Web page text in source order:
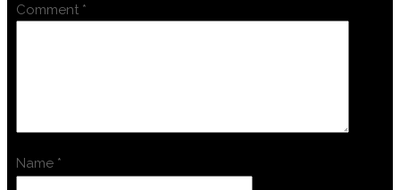
Comment *
Name *